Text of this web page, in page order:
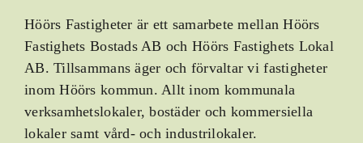
Höörs Fastigheter är ett samarbete mellan Höörs
Fastighets Bostads AB och Höörs Fastighets Lokal
AB.Tillsammans äger och förvaltar vi fastigheter
inom Höörs kommun. Allt inom kommunala
verksamhetslokaler, bostäder och kommersiella
lokaler samt vård- och industrilokaler.